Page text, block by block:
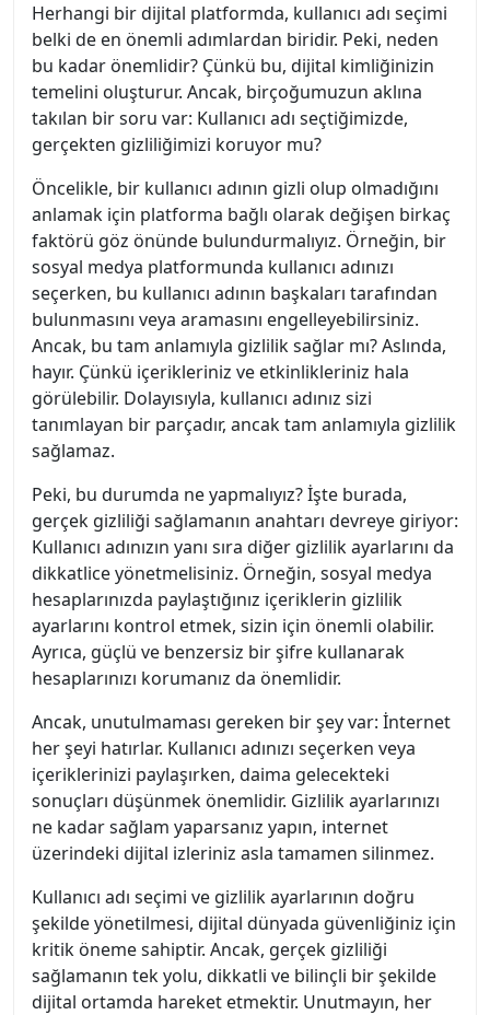
Herhangi bir dijital platformda, kullanıcı adı seçimi
belki de en önemli adımlardan biridir. Peki, neden
bu kadar önemlidir? Çünkü bu, dijital kimliğinizin
temelini oluşturur. Ancak, birçoğumuzun aklına
takılan bir soru var: Kullanıcı adı seçtiğimizde,
gerçekten gizliliğimizi koruyor mu?
Öncelikle, bir kullanıcı adının gizli olup olmadığını
anlamak için platforma bağlı olarak değişen birkaç
faktörü göz önünde bulundurmalıyız. Örneğin, bir
sosyal medya platformunda kullanıcı adınızı
seçerken, bu kullanıcı adının başkaları tarafından
bulunmasını veya aramasını engelleyebilirsiniz.
Ancak, bu tam anlamıyla gizlilik sağlar mı? Aslında,
hayır. Çünkü içerikleriniz ve etkinlikleriniz hala
görülebilir. Dolayısıyla, kullanıcı adınız sizi
tanımlayan bir parçadır, ancak tam anlamıyla gizlilik
sağlamaz.
Peki, bu durumda ne yapmalıyız? İşte burada,
gerçek gizliliği sağlamanın anahtarı devreye giriyor:
Kullanıcı adınızın yanı sıra diğer gizlilik ayarlarını da
dikkatlice yönetmelisiniz. Örneğin, sosyal medya
hesaplarınızda paylaştığınız içeriklerin gizlilik
ayarlarını kontrol etmek, sizin için önemli olabilir.
Ayrıca, güçlü ve benzersiz bir şifre kullanarak
hesaplarınızı korumanız da önemlidir.
Ancak, unutulmaması gereken bir şey var: İnternet
her şeyi hatırlar. Kullanıcı adınızı seçerken veya
içeriklerinizi paylaşırken, daima gelecekteki
sonuçları düşünmek önemlidir. Gizlilik ayarlarınızı
ne kadar sağlam yaparsanız yapın, internet
üzerindeki dijital izleriniz asla tamamen silinmez.
Kullanıcı adı seçimi ve gizlilik ayarlarının doğru
şekilde yönetilmesi, dijital dünyada güvenliğiniz için
kritik öneme sahiptir. Ancak, gerçek gizliliği
sağlamanın tek yolu, dikkatli ve bilinçli bir şekilde
dijital ortamda hareket etmektir. Unutmayın, her